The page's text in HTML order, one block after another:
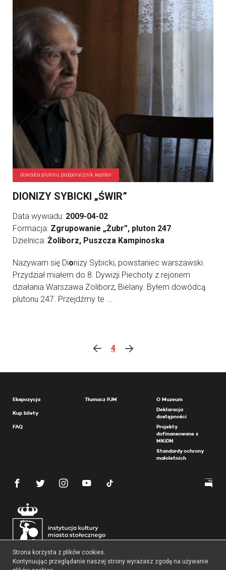
dowódca plutonu; podporucznik, kapitan
DIONIZY SYBICKI „ŚWIR”
Data wywiadu: 2009-04-02
Formacja: Zgrupowanie „Żubr”, pluton 247
Dzielnica: Żoliborz, Puszcza Kampinoska
Nazywam się Dionizy Sybicki, powstaniec warszawski.
Przydział miałem do 8. Dywizji Piechoty z rejonem
działania Warszawa Żoliborz, Bielany. Byłem dowódcą
plutonu 247. Przejdźmy te ...
4
Ekspozycja
Kup bilety
FAQ
Tłumacz PJM
O Muzeum
Deklaracja
dostępności
Projekty
dofinansowane z
MKiDN
Standardy ochrony
małoletnich
Strona korzysta z plików cookies.
Kontynuując przeglądanie naszej strony wyrażasz zgodę na używanie